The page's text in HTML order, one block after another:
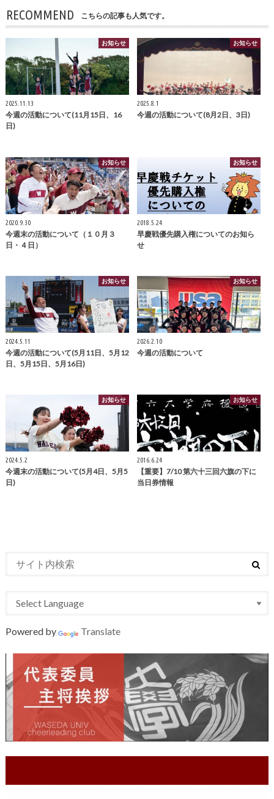
RECOMMEND こちらの記事も人気です。
お知らせ
2025.11.13
今週の活動について(11月15日、16
日)
お知らせ
2025.8.1
今週の活動について(8月2日、3日)
お知らせ
2020.9.30
今週末の活動について（１０月３
日・４日）
お知らせ
2018.5.24
早慶戦優先購入権についてのお知ら
せ
お知らせ
2024.5.11
今週の活動について(5月11日、5月12
日、5月15日、5月16日)
お知らせ
2026.2.10
今週の活動について
お知らせ
2024.5.2
今週末の活動について(5月4日、5月5
日)
お知らせ
2016.6.24
【重要】7/10 第六十三回六旗の下に
当日券情報
Powered by Translate